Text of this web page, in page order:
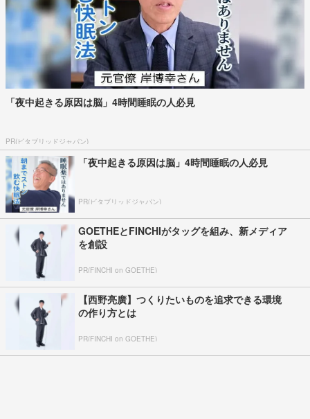
「夜中起きる原因は脳」4時間睡眠の人必見
PR(ビタブリッドジャパン)
「夜中起きる原因は脳」4時間睡眠の人必見
PR(ビタブリッドジャパン)
GOETHEとFINCHIがタッグを組み、新メディア
を創設
PR(FINCHI on GOETHE)
【西野亮廣】つくりたいものを追求できる環境
の作り方とは
PR(FINCHI on GOETHE)